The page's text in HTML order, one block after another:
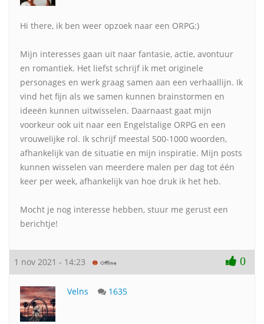
Hi there, ik ben weer opzoek naar een ORPG:)
Mijn interesses gaan uit naar fantasie, actie, avontuur
en romantiek. Het liefst schrijf ik met originele
personages en werk graag samen aan een verhaallijn. Ik
vind het fijn als we samen kunnen brainstormen en
ideeën kunnen uitwisselen. Daarnaast gaat mijn
voorkeur ook uit naar een Engelstalige ORPG en een
vrouwelijke rol. Ik schrijf meestal 500-1000 woorden,
afhankelijk van de situatie en mijn inspiratie. Mijn posts
kunnen wisselen van meerdere malen per dag tot één
keer per week, afhankelijk van hoe druk ik het heb.
Mocht je nog interesse hebben, stuur me gerust een
berichtje!
1 nov 2021 - 14:23 0
Velns 1635